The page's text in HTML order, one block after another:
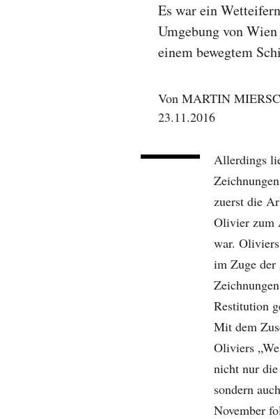
Es war ein
Umgebung von
einem bewegtem
Von MARTIN
23.11.2016
Allerdings
zuerst die
Olivier zum
war.
im Zuge der
Restitution
Mit dem
Oliviers
nicht nur
sondern
November